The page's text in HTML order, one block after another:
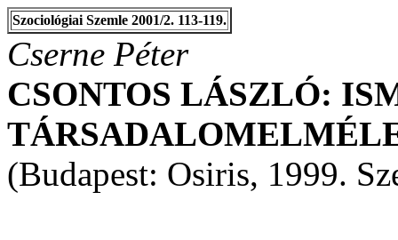
Szociológiai Szemle 2001/2. 113-119.
Cserne Péter
CSONTOS LÁSZLÓ:
(Budapest: Osiris, 1999.